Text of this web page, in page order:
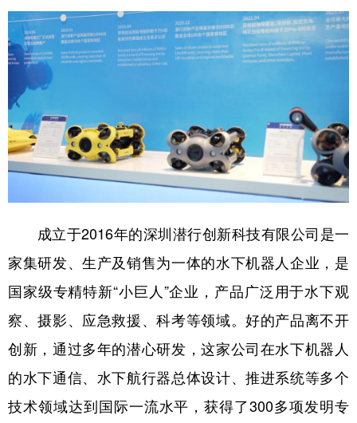
成立于2016年的深圳潜行创新科技有限公司是一
家集研发、生产及销售为一体的水下机器人企业，是
国家级专精特新“小巨人”企业，产品广泛用于水下观
察、摄影、应急救援、科考等领域。好的产品离不开
创新，通过多年的潜心研发，这家公司在水下机器人
的水下通信、水下航行器总体设计、推进系统等多个
技术领域达到国际一流水平，获得了300多项发明专